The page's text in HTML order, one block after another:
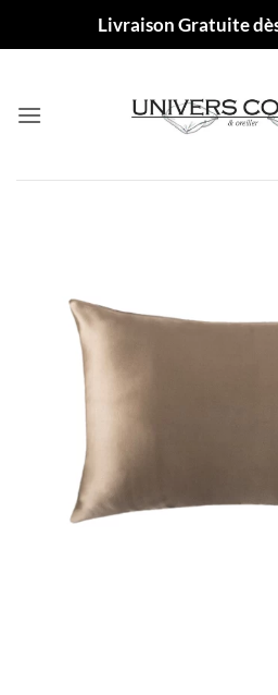
Livraison Gratuite